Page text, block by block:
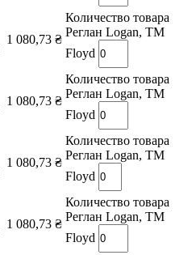
1 080,73 ₴
Количество товара
Реглан Logan, TM
Floyd
1 080,73 ₴
Количество товара
Реглан Logan, TM
Floyd
1 080,73 ₴
Количество товара
Реглан Logan, TM
Floyd
1 080,73 ₴
Количество товара
Реглан Logan, TM
Floyd